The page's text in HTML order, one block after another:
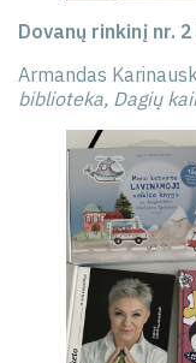
Dovanų rinkinį nr.
Armandas
biblioteka, Dagių